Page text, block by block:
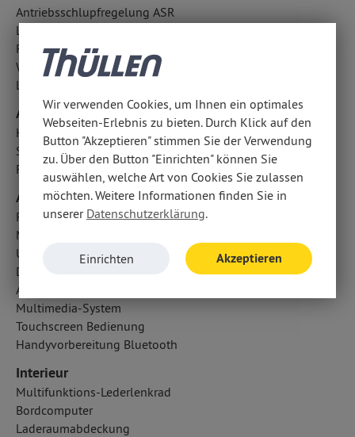
Antriebsschlupfregelung ASR
LED-Scheinwerfer
Regensensor
Wegfahrsperre
LED-Tagfahrlicht
Airbags
Kopfairbag vorn und hinten
Seitenairbag vorn
Fahrer- /Beifahrerairbag
Audio & Kommunikation
Radio
Multi-Funktions-Display
USB Anschluss, Bluetooth Audiostreaming
Digitaler Radioempfang DAB
Android Auto u. Apple CarPlay
Multimedia-System
Touchscreen Bedienung
Handyvorbereitung Bluetooth
Interieur
Multifunktions-Lederlenkrad
Bordcomputer
Laderaumabdeckung
Wir verwenden Cookies, um Ihnen ein optimales
Webseiten-Erlebnis zu bieten. Durch Klick auf den
Button "Akzeptieren" stimmen Sie der Verwendung
zu. Über den Button "Einrichten" können Sie
auswählen, welche Art von Cookies Sie zulassen
möchten. Weitere Informationen finden Sie in
unserer Datenschutzerklärung.
Einrichten Akzeptieren